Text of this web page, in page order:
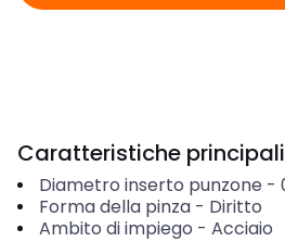
Caratteristiche principali
Diametro inserto punzone -
Forma della pinza- Diritto
Ambito di impiego - Acciaio